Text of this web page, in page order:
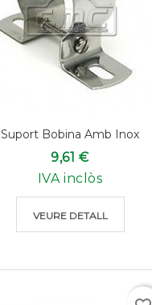
Suport Bobina Amb Inox
9,61 €
IVA inclòs
VEURE DETALL